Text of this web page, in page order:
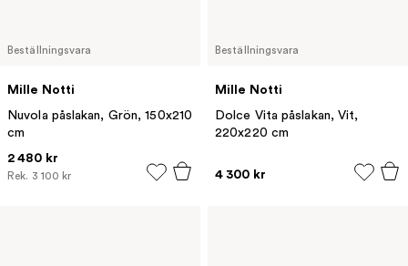
Beställningsvara
Mille Notti
Nuvola påslakan, Grön, 150x210
cm
2 480 kr
Rek. 3 100 kr
Beställningsvara
Mille Notti
Dolce Vita påslakan, Vit,
220x220 cm
4 300 kr